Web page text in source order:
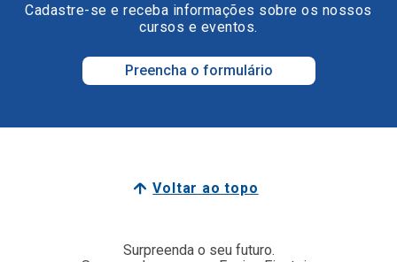
Cadastre-se e receba informações sobre os nossos
cursos e eventos.
Preencha o formulário
Voltar ao topo
Surpreenda o seu futuro.